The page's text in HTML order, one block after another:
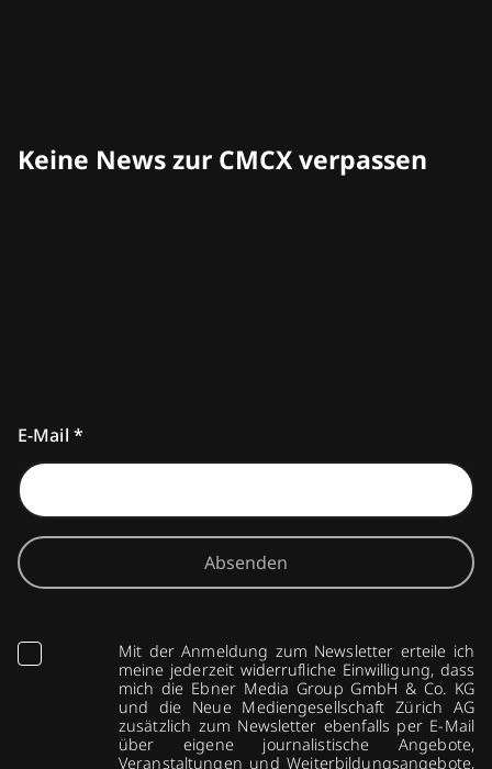
Keine News zur CMCX verpassen
E-Mail *
Absenden
Mit der Anmeldung zum Newsletter erteile ich
meine jederzeit widerrufliche Einwilligung, dass
mich die Ebner Media Group GmbH & Co. KG
und die Neue Mediengesellschaft Zürich AG
zusätzlich zum Newsletter ebenfalls per E-Mail
über eigene journalistische Angebote,
Veranstaltungen und Weiterbildungsangebote,